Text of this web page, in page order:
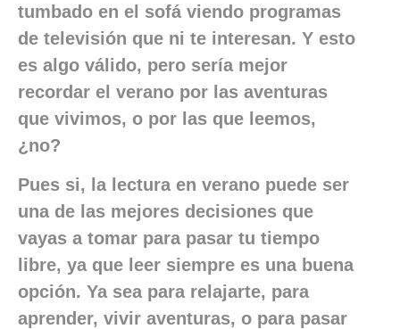
tumbado en el sofá viendo programas
de televisión que ni te interesan. Y esto
es algo válido, pero sería mejor
recordar el verano por las aventuras
que vivimos, o por las que leemos,
¿no?
Pues si, la lectura en verano puede ser
una de las mejores decisiones que
vayas a tomar para pasar tu tiempo
libre, ya que leer siempre es una buena
opción. Ya sea para relajarte, para
aprender, vivir aventuras, o para pasar